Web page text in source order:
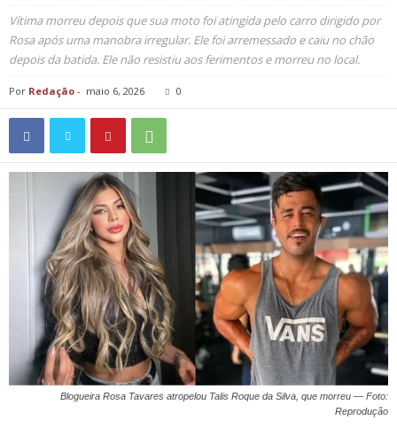
Vítima morreu depois que sua moto foi atingida pelo carro dirigido por
Rosa após uma manobra irregular. Ele foi arremessado e caiu no chão
depois da batida. Ele não resistiu aos ferimentos e morreu no local.
Por Redação - maio 6, 2026 0
Blogueira Rosa Tavares atropelou Talis Roque da Silva, que morreu — Foto:
Reprodução